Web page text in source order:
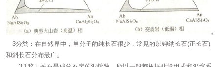
3分类：在自然界中，单分子的纯长石很少，常见的以钾纳长石(正长石)
和斜长石分布最广。